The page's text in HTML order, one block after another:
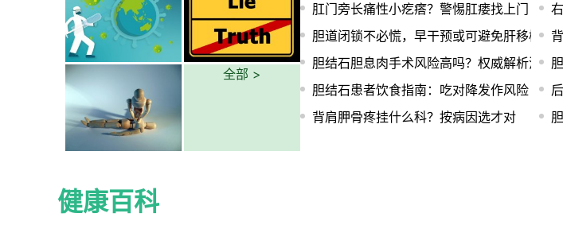
全部 >
肛门旁长痛性小疙瘩？警惕肛瘘找上门
胆道闭锁不必慌，早干预或可避免肝移植
胆结石胆息肉手术风险高吗？权威解析消焦
胆结石患者饮食指南：吃对降发作风险
背肩胛骨疼挂什么科？按病因选才对
健康百科